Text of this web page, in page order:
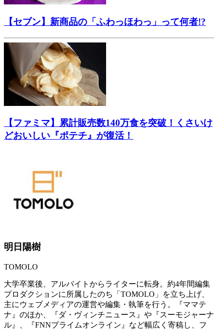
【セブン】新商品の「ふわっほわっ」って何者!?
【ファミマ】累計販売数140万食を突破！くさいけ
どおいしい『ポテチ』が復活！
明日陽樹
TOMOLO
大学卒業後、アルバイトからライターに転身。約4年間編集
プロダクションに所属したのち「TOMOLO」を立ち上げ、
主にウェブメディアの運営や編集・執筆を行う。『ママテ
ナ』のほか、『ダ・ヴィンチニュース』や『スーモジャーナ
ル』、『FNNプライムオンライン』など幅広く寄稿し、フ